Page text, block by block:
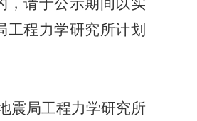
，请于公示期间以实
程力学研究所计划
震局工程力学研究所